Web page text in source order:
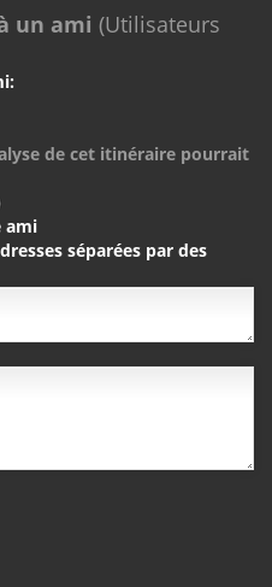
un ami (Utilisateurs
de cet itinéraire pourrait
ami
séparées par des